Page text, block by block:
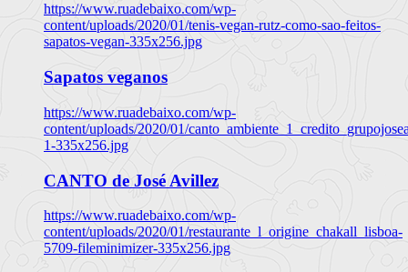
https://www.ruadebaixo.com/wp-
content/uploads/2020/01/tenis-vegan-rutz-como-sao-feitos-
sapatos-vegan-335x256.jpg
Sapatos veganos
https://www.ruadebaixo.com/wp-
content/uploads/2020/01/
1-335x256.jpg
CANTO de José Avillez
https://www.ruadebaixo.com/wp-
content/uploads/2020/01/restaurante_l_origine_chakall_lisboa-
5709-fileminimizer-335x256.jpg